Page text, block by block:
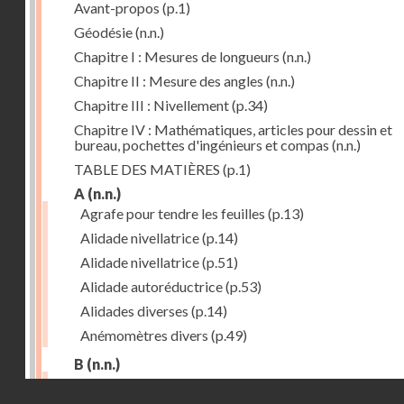
Avant-propos (p.1)
Géodésie(n.n.)
Chapitre I : Mesures de longueurs (n.n.)
Chapitre II : Mesure des angles (n.n.)
Chapitre III : Nivellement(p.34)
Chapitre IV : Mathématiques, articles pour dessin et
bureau, pochettes d'ingénieurs et compas (n.n.)
TABLE DES MATIÈRES (p.1)
A (n.n.)
Agrafe pour tendre les feuilles (p.13)
Alidade nivellatrice(p.14)
Alidade nivellatrice(p.51)
Alidade autoréductrice(p.53)
Alidades diverses (p.14)
Anémomètres divers (p.49)
B (n.n.)
Barème graphique(p.53)